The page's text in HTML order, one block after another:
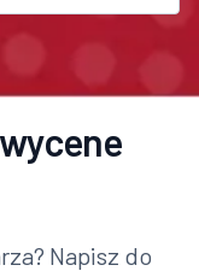
Napisz do